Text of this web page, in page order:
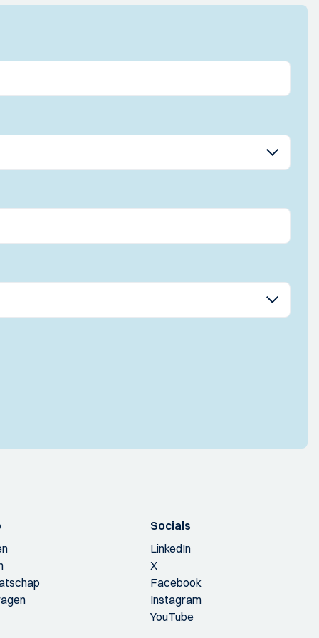
Socials
LinkedIn
X
Facebook
Instagram
YouTube